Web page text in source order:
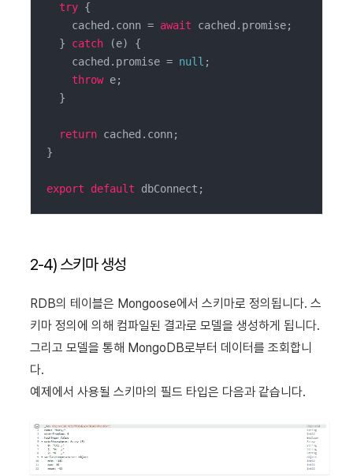
try {
    cached.conn =
await cached.promise;
  }
catch (e) {
    cached.promise =
null ;
throw e;
return cached.conn;
}
export default dbConnect;
2-4) 스키마 생성
RDB의 테이블은 Mongoose에서 스키마로 정의됩니다. 스
키마 정의에 의해 컴파일된 결과로 모델을 생성하게 됩니다.
그리고 모델을 통해 MongoDB로부터 데이터를 조회합니
다.
예제에서 사용될 스키마의 필드 타입은 다음과 같습니다.